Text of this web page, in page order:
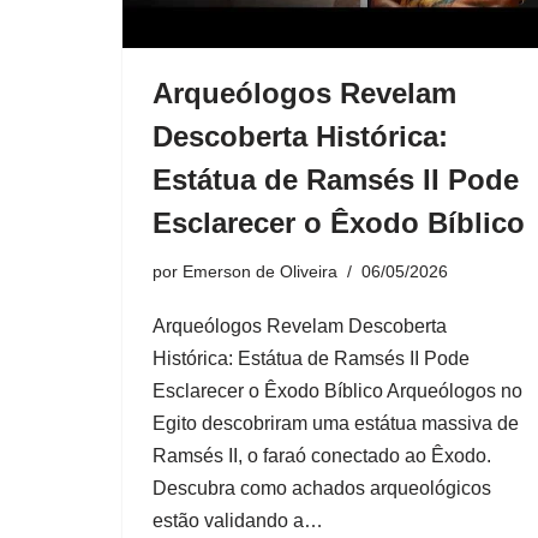
Arqueólogos Revelam
Descoberta Histórica:
Estátua de Ramsés II Pode
Esclarecer o Êxodo Bíblico
por Emerson de Oliveira 06/05/2026
Arqueólogos Revelam Descoberta
Histórica: Estátua de Ramsés II Pode
Esclarecer o Êxodo Bíblico Arqueólogos no
Egito descobriram uma estátua massiva de
Ramsés II, o faraó conectado ao Êxodo.
Descubra como achados arqueológicos
estão validando a…